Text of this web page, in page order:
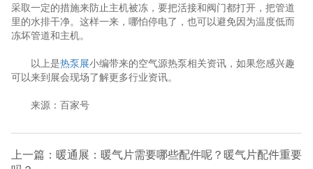
采取一定的措施来防止主机被冻，要把活接和阀门都打开，把管道
里的水排干净。这样一来，哪怕停电了，也可以避免因为温度低而
冻坏管道和主机。
以上是热泵展小编带来的空气源热泵相关资讯，如果您感兴趣
可以来到展会现场了解更多行业资讯。
来源：百家号
上一篇：暖通展：暖气片需要哪些配件呢？暖气片配件重要